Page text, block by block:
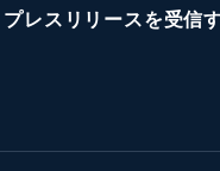
プレスリリースを受信